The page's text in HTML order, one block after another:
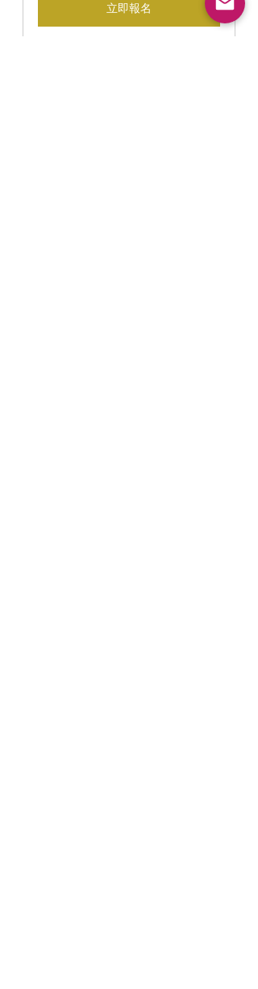
立即報名